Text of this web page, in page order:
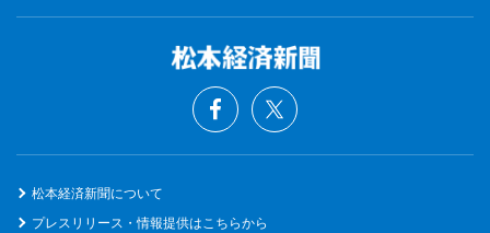
松本経済新聞について
プレスリリース・情報提供はこちらから